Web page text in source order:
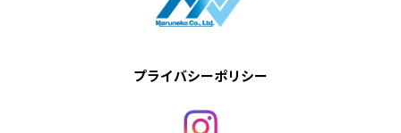
プライバシーポリシー